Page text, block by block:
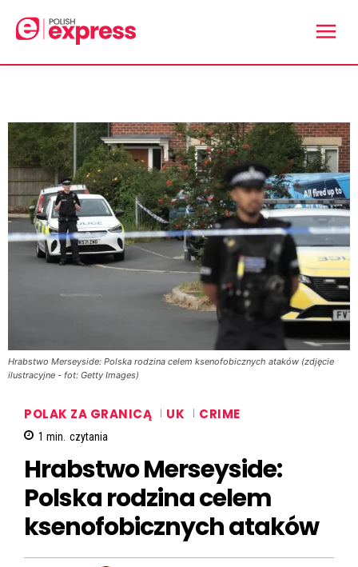
Hrabstwo Merseyside: Polska rodzina celem ksenofobicznych ataków (zdjęcie
ilustracyjne - fot: Getty Images)
POLAK ZA GRANICĄ UK CRIME
1 min. czytania
Hrabstwo Merseyside:
Polska rodzina celem
ksenofobicznych ataków